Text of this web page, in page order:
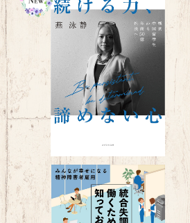
続ける力、諦めない心～極貧中
学留学生から年商50億社長へ
～
¥1,760